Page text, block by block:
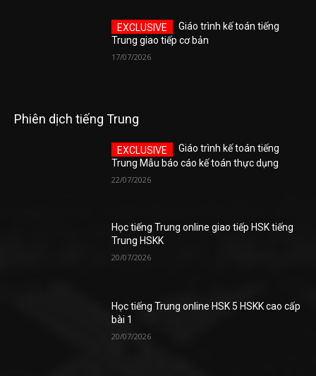
Giáo trình kế toán tiếng
Trung giao tiếp cơ bản
17/07/2026
Phiên dịch tiếng Trung
Giáo trình kế toán tiếng
Trung Mẫu báo cáo kế toán thực dụng
22/07/2026
Học tiếng Trung online giao tiếp HSK tiếng
Trung HSKK
20/07/2026
Học tiếng Trung online HSK 5 HSKK cao cấp
bài 1
20/07/2026